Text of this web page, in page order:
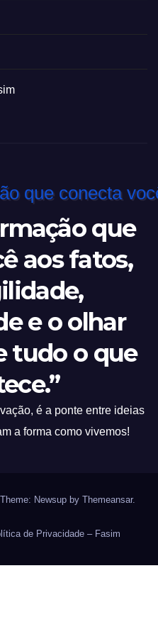
que
aos fatos,
e o olhar
tudo o que
é a ponte entre ideias
a forma como vivemos!
Theme: Newsup by Themeansar.
de Privacidade – Fasim